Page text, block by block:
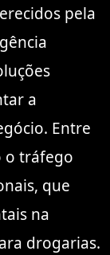
pela
a
Entre
o tráfego
que
na
drogarias.